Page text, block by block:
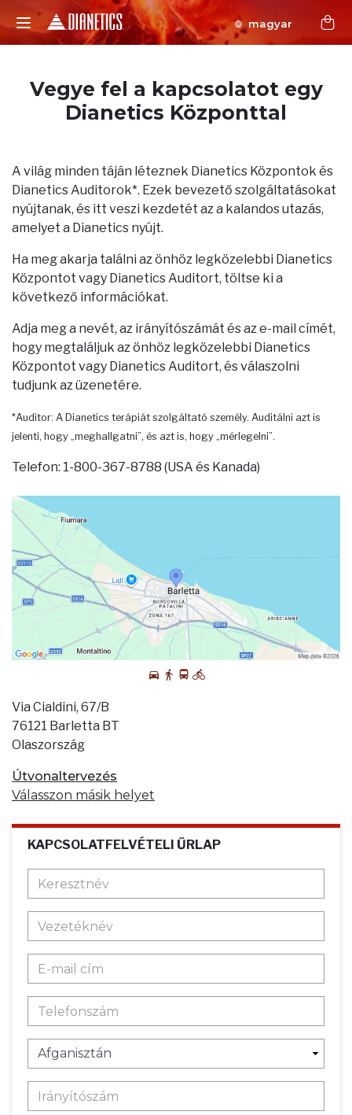
magyar
Vegye fel a kapcsolatot egy
Dianetics Központtal
A világ minden táján léteznek Dianetics Központok és
Dianetics Auditorok*. Ezek bevezető szolgáltatásokat
nyújtanak, és itt veszi kezdetét az a kalandos utazás,
amelyet a Dianetics nyújt.
Ha meg akarja találni az önhöz legközelebbi Dianetics
Központot vagy Dianetics Auditort, töltse ki a
következő információkat.
Adja meg a nevét, az irányítószámát és az e-mail címét,
hogy megtaláljuk az önhöz legközelebbi Dianetics
Központot vagy Dianetics Auditort, és válaszolni
tudjunk az üzenetére.
*Auditor: A Dianetics terápiát szolgáltató személy. Auditálni azt is
jelenti, hogy „meghallgatni”, és azt is, hogy „mérlegelni”.
Telefon: 1-800-367-8788 (USA és Kanada)
Via Cialdini, 67/B
76121 Barletta BT
Olaszország
Útvonaltervezés
Válasszon másik helyet
KAPCSOLATFELVÉTELI ŰRLAP